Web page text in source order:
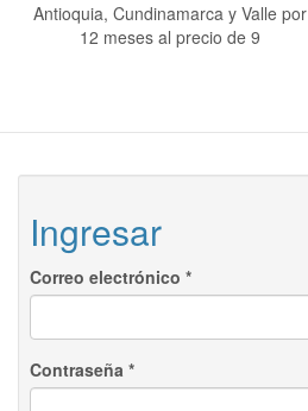
Antioquia, Cundinamarca y Valle por
12 meses al precio de 9
Ingresar
Correo electrónico *
Contraseña *